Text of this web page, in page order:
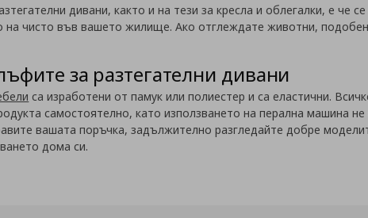
дивани, както и на тези за кресла и облегалки, е че
чисто във вашето жилище. Ако отглеждате животни,
за разтегателни дивани
са изработени от памук или полиестер и са еластични.
самостоятелно, като използването на перална машина
вашата поръчка, задължително разгледайте добре
дома си.